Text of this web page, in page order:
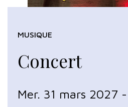
Concert
MUSIQUE
Mer. 31 mars 2027